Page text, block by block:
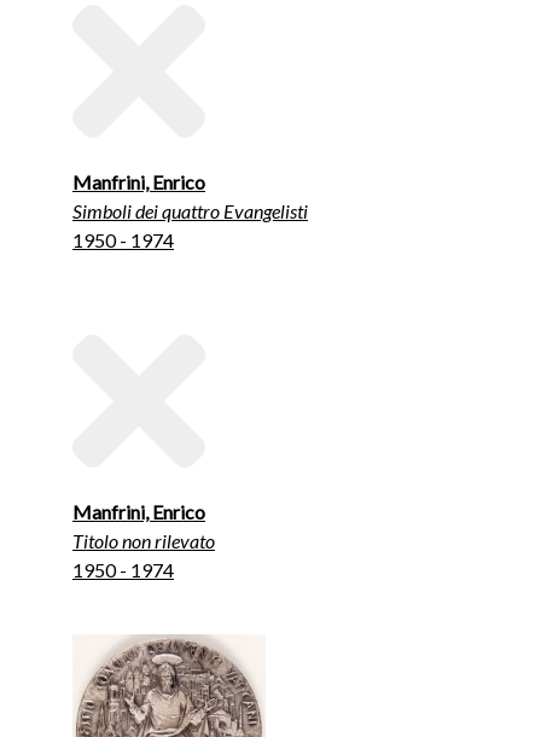
Manfrini, Enrico
Simboli dei quattro Evangelisti
1950 - 1974
Manfrini, Enrico
Titolo non rilevato
1950 - 1974